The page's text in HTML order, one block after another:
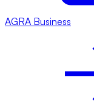
AGRA Business